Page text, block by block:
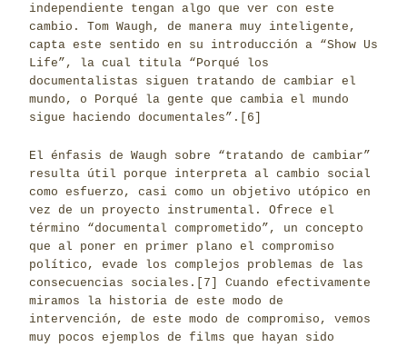
independiente tengan algo que ver con este
cambio. Tom Waugh, de manera muy inteligente,
capta este sentido en su introducción a “Show Us
Life”, la cual titula “Porqué los
documentalistas siguen tratando de cambiar el
mundo, o Porqué la gente que cambia el mundo
sigue haciendo documentales”. [6]
El énfasis de Waugh sobre “tratando de cambiar”
resulta útil porque interpreta al cambio social
como esfuerzo, casi como un objetivo utópico en
vez de un proyecto instrumental. Ofrece el
término “documental comprometido”, un concepto
que al poner en primer plano el compromiso
político, evade los complejos problemas de las
consecuencias sociales. [7]
Cuando efectivamente
miramos la historia de este modo de
intervención, de este modo de compromiso, vemos
muy pocos ejemplos de films que hayan sido